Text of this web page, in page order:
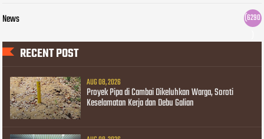
News
(6290
RECENT POST
AUG 08, 2026
Proyek Pipa di Cambai Dikeluhkan Warga, Soroti
Keselamatan Kerja dan Debu Galian